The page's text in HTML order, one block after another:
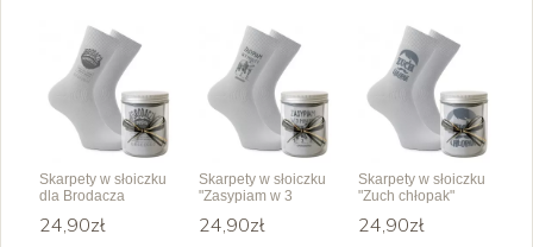
Skarpety w słoiczku
dla Brodacza
24,90zł
Skarpety w słoiczku
"Zasypiam w 3
24,90zł
Skarpety w słoiczku
"Zuch chłopak"
24,90zł